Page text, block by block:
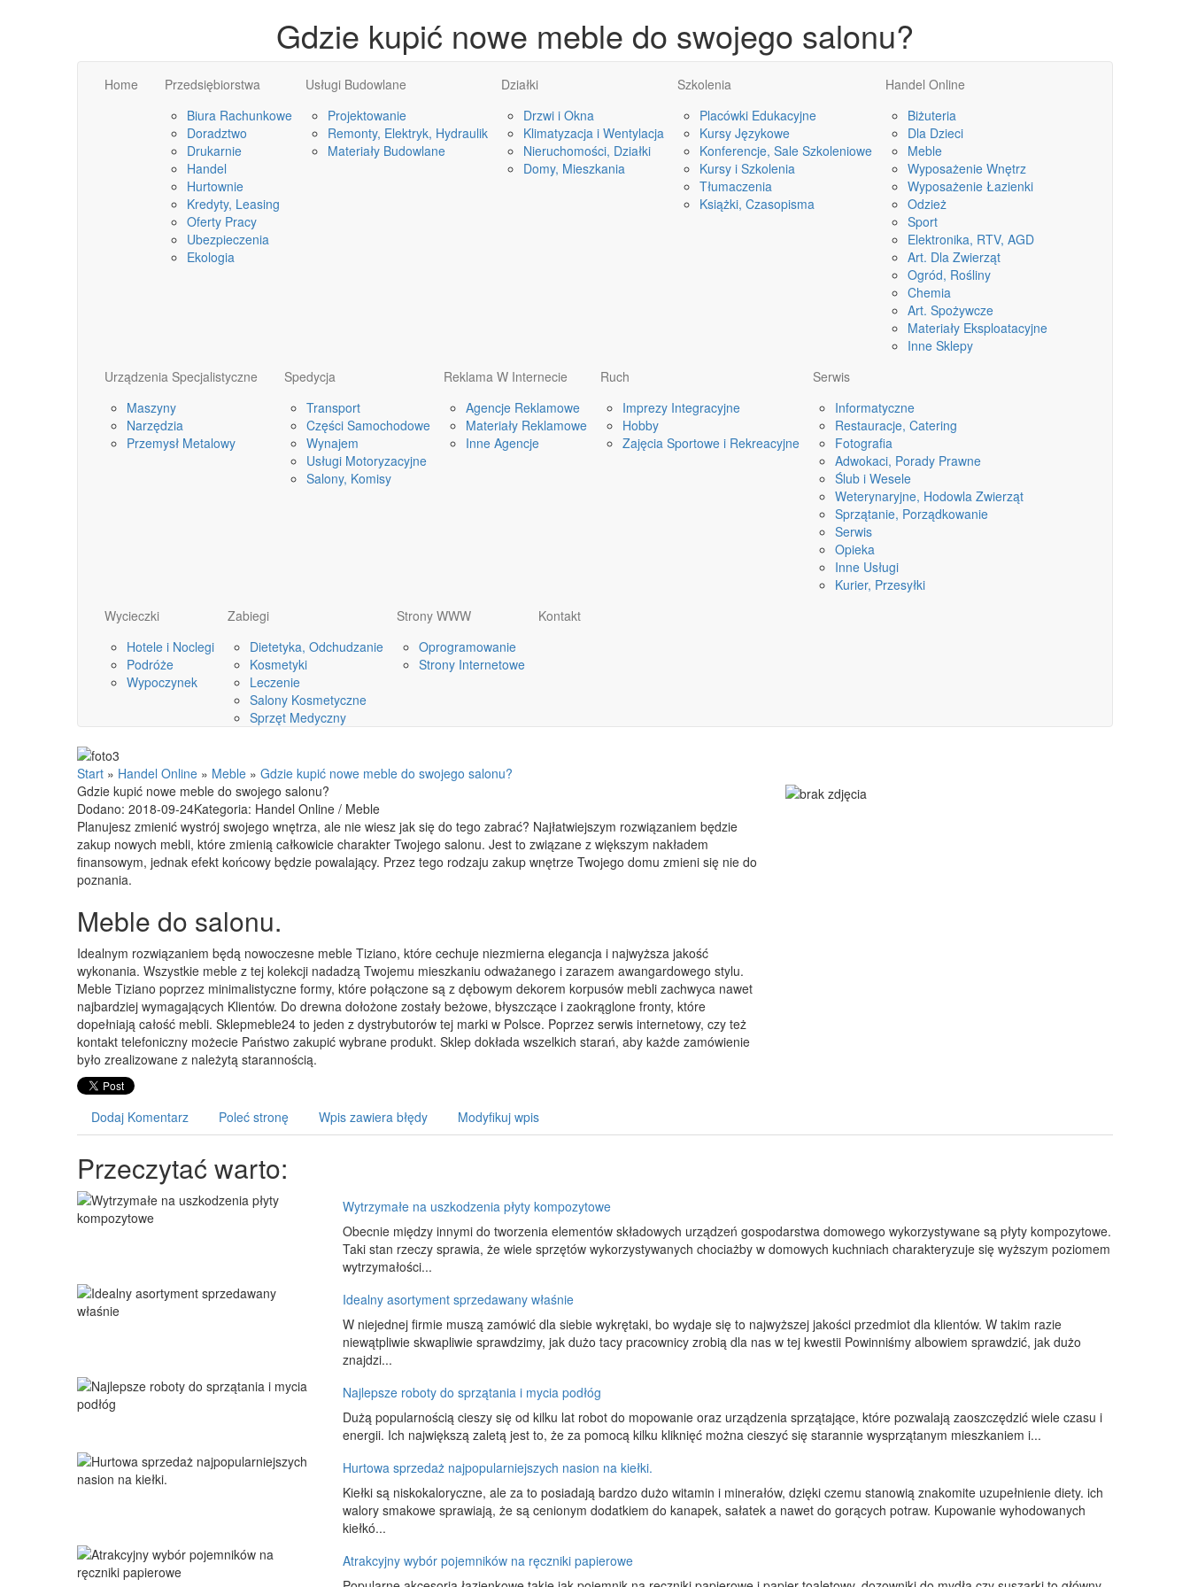
Gdzie kupić nowe meble do swojego salonu?
Home
Przedsiębiorstwa
Biura Rachunkowe
Doradztwo
Drukarnie
Handel
Hurtownie
Kredyty, Leasing
Oferty Pracy
Ubezpieczenia
Ekologia
Usługi Budowlane
Projektowanie
Remonty, Elektryk, Hydraulik
Materiały Budowlane
Działki
Drzwi i Okna
Klimatyzacja i Wentylacja
Nieruchomości, Działki
Domy, Mieszkania
Szkolenia
Placówki Edukacyjne
Kursy Językowe
Konferencje, Sale Szkoleniowe
Kursy i Szkolenia
Tłumaczenia
Książki, Czasopisma
Handel Online
Biżuteria
Dla Dzieci
Meble
Wyposażenie Wnętrz
Wyposażenie Łazienki
Odzież
Sport
Elektronika, RTV, AGD
Art. Dla Zwierząt
Ogród, Rośliny
Chemia
Art. Spożywcze
Materiały Eksploatacyjne
Inne Sklepy
Urządzenia Specjalistyczne
Maszyny
Narzędzia
Przemysł Metalowy
Spedycja
Transport
Części Samochodowe
Wynajem
Usługi Motoryzacyjne
Salony, Komisy
Reklama W Internecie
Agencje Reklamowe
Materiały Reklamowe
Inne Agencje
Ruch
Imprezy Integracyjne
Hobby
Zajęcia Sportowe i Rekreacyjne
Serwis
Informatyczne
Restauracje, Catering
Fotografia
Adwokaci, Porady Prawne
Ślub i Wesele
Weterynaryjne, Hodowla Zwierząt
Sprzątanie, Porządkowanie
Serwis
Opieka
Inne Usługi
Kurier, Przesyłki
Wycieczki
Hotele i Noclegi
Podróże
Wypoczynek
Zabiegi
Dietetyka, Odchudzanie
Kosmetyki
Leczenie
Salony Kosmetyczne
Sprzęt Medyczny
Strony WWW
Oprogramowanie
Strony Internetowe
Kontakt
Start » Handel Online » Meble » Gdzie kupić nowe meble do swojego salonu?
Gdzie kupić nowe meble do swojego salonu?
Dodano: 2018-09-24Kategoria: Handel Online / Meble
Planujesz zmienić wystrój swojego wnętrza, ale nie wiesz jak się do tego zabrać? Najłatwiejszym rozwiązaniem będzie
zakup nowych mebli, które zmienią całkowicie charakter Twojego salonu. Jest to związane z większym nakładem
finansowym, jednak efekt końcowy będzie powalający. Przez tego rodzaju zakup wnętrze Twojego domu zmieni się nie do
poznania.
Meble do salonu.
Idealnym rozwiązaniem będą nowoczesne meble Tiziano, które cechuje niezmierna elegancja i najwyższa jakość
wykonania. Wszystkie meble z tej kolekcji nadadzą Twojemu mieszkaniu odważanego i zarazem awangardowego stylu.
Meble Tiziano poprzez minimalistyczne formy, które połączone są z dębowym dekorem korpusów mebli zachwyca nawet
najbardziej wymagających Klientów. Do drewna dołożone zostały beżowe, błyszczące i zaokrąglone fronty, które
dopełniają całość mebli. Sklepmeble24 to jeden z dystrybutorów tej marki w Polsce. Poprzez serwis internetowy, czy też
kontakt telefoniczny możecie Państwo zakupić wybrane produkt. Sklep dokłada wszelkich starań, aby każde zamówienie
było zrealizowane z należytą starannością.
Dodaj Komentarz Poleć stronę Wpis zawiera błędy Modyfikuj wpis
Przeczytać warto:
Wytrzymałe na uszkodzenia płyty kompozytowe
Obecnie między innymi do tworzenia elementów składowych urządzeń gospodarstwa domowego wykorzystywane są płyty kompozytowe.
Taki stan rzeczy sprawia, że wiele sprzętów wykorzystywanych chociażby w domowych kuchniach charakteryzuje się wyższym poziomem
wytrzymałości...
Idealny asortyment sprzedawany właśnie
W niejednej firmie muszą zamówić dla siebie wykrętaki, bo wydaje się to najwyższej jakości przedmiot dla klientów. W takim razie
niewątpliwie skwapliwie sprawdzimy, jak dużo tacy pracownicy zrobią dla nas w tej kwestii Powinniśmy albowiem sprawdzić, jak dużo
znajdzi...
Najlepsze roboty do sprzątania i mycia podłóg
Dużą popularnością cieszy się od kilku lat robot do mopowanie oraz urządzenia sprzątające, które pozwalają zaoszczędzić wiele czasu i
energii. Ich największą zaletą jest to, że za pomocą kilku kliknięć można cieszyć się starannie wysprzątanym mieszkaniem i...
Hurtowa sprzedaż najpopularniejszych nasion na kiełki.
Kiełki są niskokaloryczne, ale za to posiadają bardzo dużo witamin i minerałów, dzięki czemu stanowią znakomite uzupełnienie diety. ich
walory smakowe sprawiają, że są cenionym dodatkiem do kanapek, sałatek a nawet do gorących potraw. Kupowanie wyhodowanych
kiełkó...
Atrakcyjny wybór pojemników na ręczniki papierowe